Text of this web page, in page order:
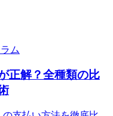
ム
正解？全種類の比